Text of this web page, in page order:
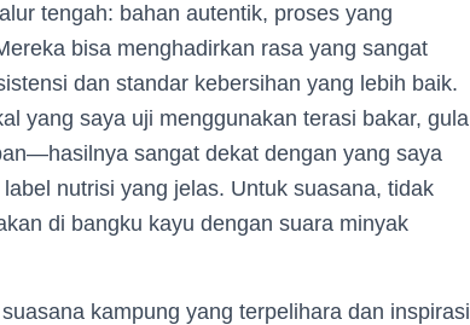
tengah: bahan autentik, proses yang
bisa menghadirkan rasa yang sangat
dan standar kebersihan yang lebih baik.
yang saya uji menggunakan terasi bakar, gula
sangat dekat dengan yang saya
nutrisi yang jelas. Untuk suasana, tidak
di bangku kayu dengan suara minyak
kampung yang terpelihara dan inspirasi